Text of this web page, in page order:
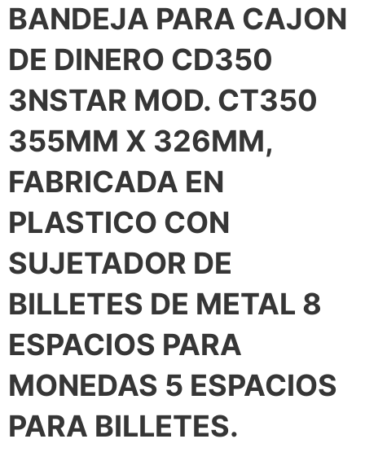
BANDEJA PARA CAJON
DE DINERO CD350
3NSTAR MOD. CT350
355MM X 326MM,
FABRICADA EN
PLASTICO CON
SUJETADOR DE
BILLETES DE METAL 8
ESPACIOS PARA
MONEDAS 5 ESPACIOS
PARA BILLETES.